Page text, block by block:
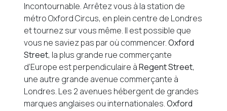
Incontournable. Arrêtez vous à la station de
métro Oxford Circus, en plein centre de Londres
et tournez sur vous même. Il est possible que
vous ne saviez pas par où commencer.Oxford
Street, la plus grande rue commerçante
d’Europe est perpendiculaire àRegent Street,
une autre grande avenue commerçante à
Londres. Les 2 avenues hébergent de grandes
marques anglaises ou internationales.Oxford